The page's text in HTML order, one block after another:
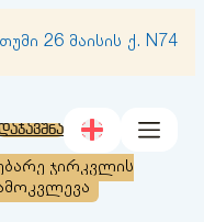
26 მაისის ქ. N74
ჯირკვლის